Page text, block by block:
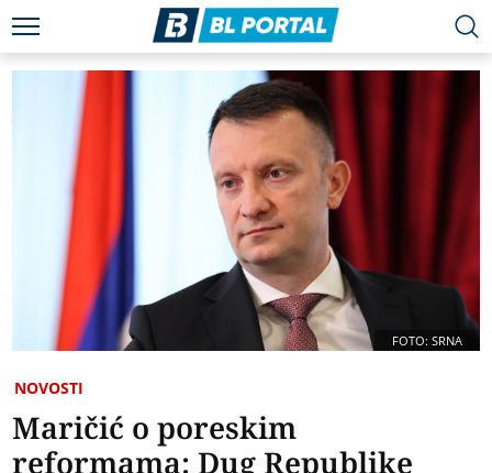
FOTO: SRNA
NOVOSTI
Maričić o poreskim
reformama: Dug Republike